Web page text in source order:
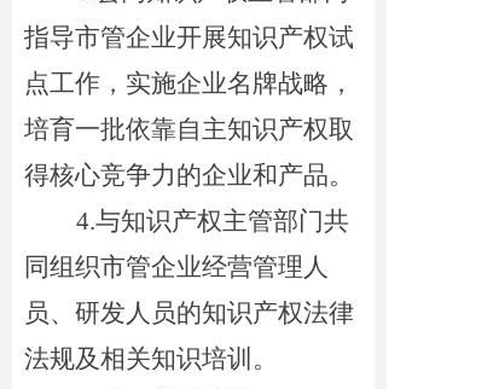
指导市管企业开展知识产权试
点工作，实施企业名牌战略，
培育一批依靠自主知识产权取
得核心竞争力的企业和产品。
4.与知识产权主管部门共
同组织市管企业经营管理人
员、研发人员的知识产权法律
法规及相关知识培训。